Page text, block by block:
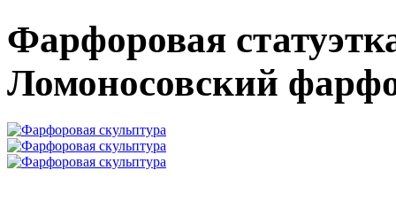
Фарфоровая
Ломоносовский